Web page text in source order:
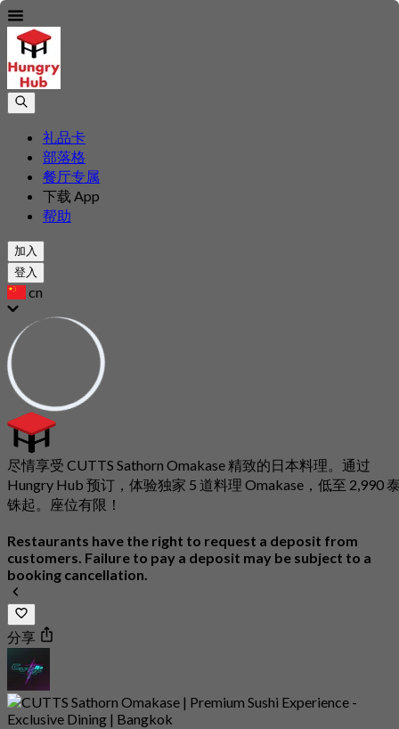
礼品卡
部落格
餐厅专属
下载 App
帮助
加入
登入
cn
尽情享受 CUTTS Sathorn Omakase 精致的日本料理。通过
Hungry Hub 预订，体验独家 5 道料理 Omakase，低至 2,990
铢起。座位有限！
Restaurants have the right to request a deposit from
customers. Failure to pay a deposit may be subject to a
booking cancellation.
分享